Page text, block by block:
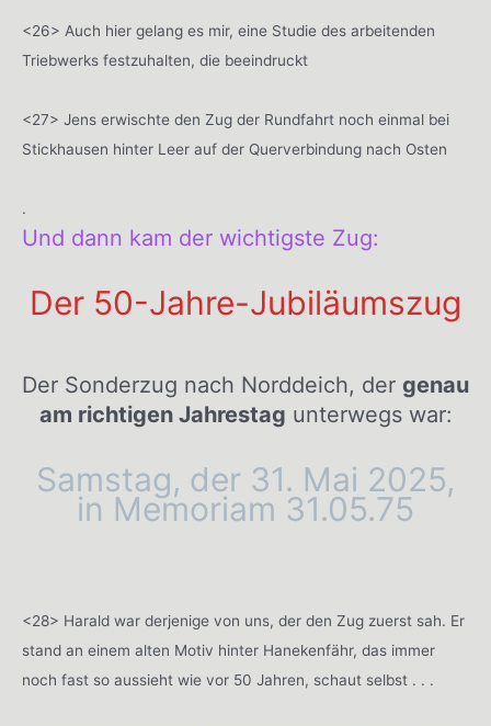
<26> Auch hier gelang es mir, eine Studie des arbeitenden
Triebwerks festzuhalten, die beeindruckt
<27> Jens erwischte den Zug der Rundfahrt noch einmal bei
Stickhausen hinter Leer auf der Querverbindung nach Osten
.
Und dann kam der wichtigste Zug:
Der 50-Jahre-Jubiläumszug
Der Sonderzug nach Norddeich, der genau
am richtigen Jahrestag unterwegs war:
Samstag, der 31. Mai 2025,
in Memoriam 31.05.75
<28> Harald war derjenige von uns, der den Zug zuerst sah. Er
stand an einem alten Motiv hinter Hanekenfähr, das immer
noch fast so aussieht wie vor 50 Jahren, schaut selbst . . .